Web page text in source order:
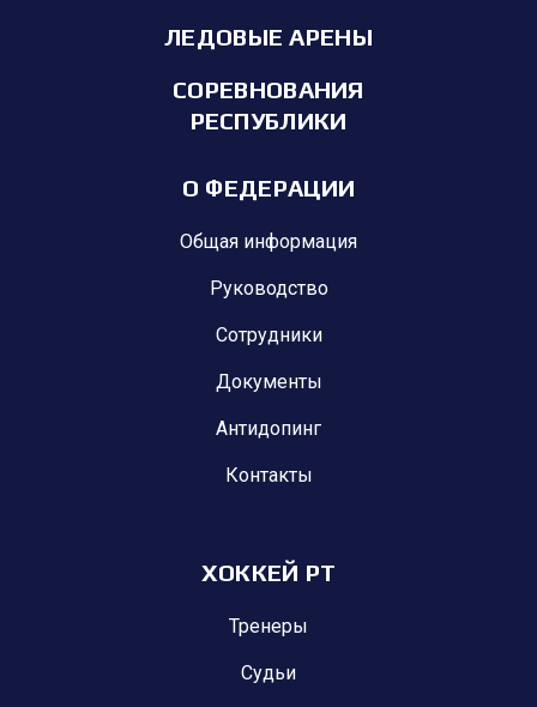
ЛЕДОВЫЕ АРЕНЫ
СОРЕВНОВАНИЯ
РЕСПУБЛИКИ
О ФЕДЕРАЦИИ
Общая информация
Руководство
Сотрудники
Документы
Антидопинг
Контакты
ХОККЕЙ РТ
Тренеры
Судьи